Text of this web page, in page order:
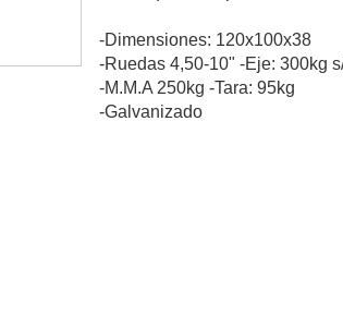
-Dimensiones: 120x100x38
-Ruedas 4,50-10" -Eje: 300kg
-M.M.A 250kg -Tara: 95kg
-Galvanizado